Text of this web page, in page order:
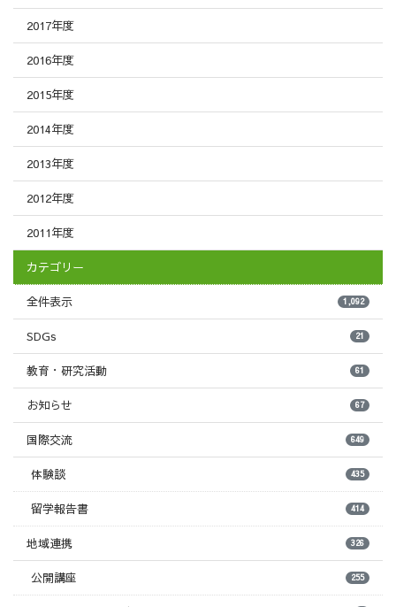
2017年度
2016年度
2015年度
2014年度
2013年度
2012年度
2011年度
カテゴリー
全件表示 1,092
SDGs 21
教育・研究活動 61
お知らせ 67
国際交流 649
体験談 435
留学報告書 414
地域連携 326
公開講座 255